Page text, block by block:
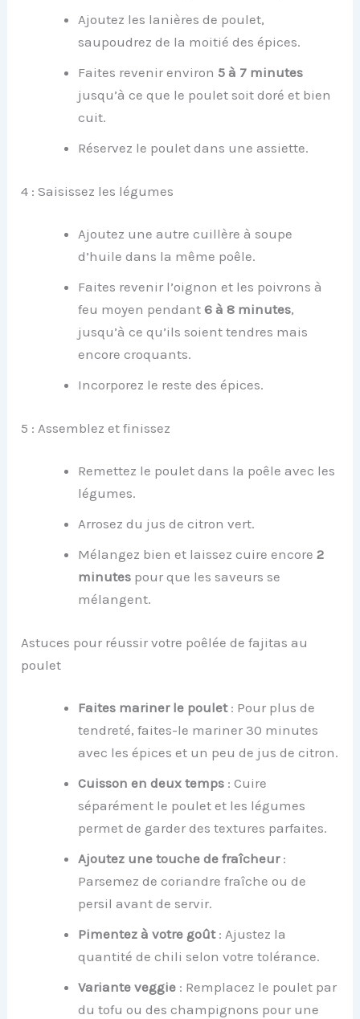
Ajoutez les lanières de poulet,
saupoudrez de la moitié des épices.
Faites revenir environ5 à 7 minutes
jusqu’à ce que le poulet soit doré et bien
cuit.
Réservez le poulet dans une assiette.
4 : Saisissez les légumes
Ajoutez une autre cuillère à soupe
d’huile dans la même poêle.
Faites revenir l’oignon et les poivrons à
feu moyen pendant6 à 8 minutes,
jusqu’à ce qu’ils soient tendres mais
encore croquants.
Incorporez le reste des épices.
5 : Assemblez et finissez
Remettez le poulet dans la poêle avec les
légumes.
Arrosez du jus de citron vert.
Mélangez bien et laissez cuire encore2
minutes pour que les saveurs se
mélangent.
Astuces pour réussir votre poêlée de fajitas au
poulet
Faites mariner le poulet: Pour plus de
tendreté, faites-le mariner 30 minutes
avec les épices et un peu de jus de citron.
Cuisson en deux temps : Cuire
séparément le poulet et les légumes
permet de garder des textures parfaites.
Ajoutez une touche de fraîcheur:
Parsemez de coriandre fraîche ou de
persil avant de servir.
Pimentez à votre goût: Ajustez la
quantité de chili selon votre tolérance.
Variante veggie : Remplacez le poulet par
du tofu ou des champignons pour une